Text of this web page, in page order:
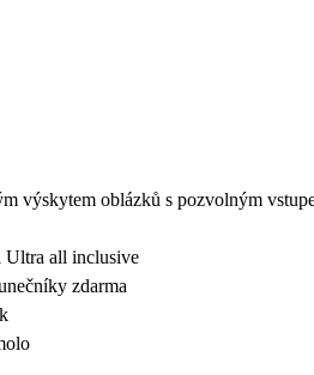
výskytem oblázků s pozvolným
Ultra all inclusive
zdarma